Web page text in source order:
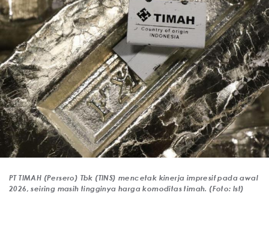
PT TIMAH (Persero) Tbk (TINS) mencetak kinerja impresif pada awal
2026, seiring masih tingginya harga komoditas timah. (Foto: Ist)